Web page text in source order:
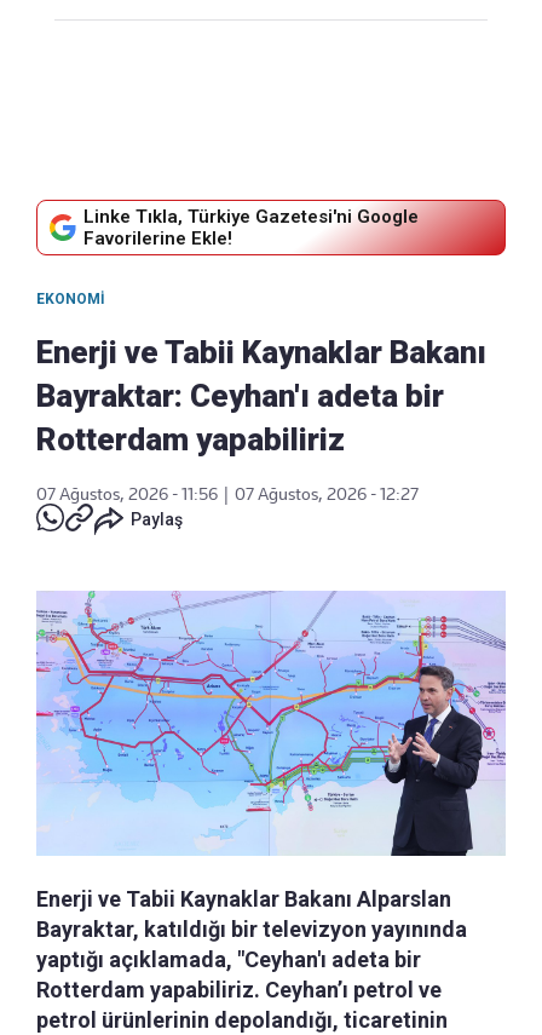
Linke Tıkla, Türkiye Gazetesi'ni Google
Favorilerine Ekle!
EKONOMI
Enerji ve Tabii Kaynaklar Bakanı
Bayraktar: Ceyhan'ı adeta bir
Rotterdam yapabiliriz
07 Ağustos, 2026 - 11:56
07 Ağustos, 2026 - 12:27
Paylaş
Enerji ve Tabii Kaynaklar Bakanı Alparslan
Bayraktar, katıldığı bir televizyon yayınında
yaptığı açıklamada, "Ceyhan'ı adeta bir
Rotterdam yapabiliriz. Ceyhan’ı petrol ve
petrol ürünlerinin depolandığı, ticaretinin